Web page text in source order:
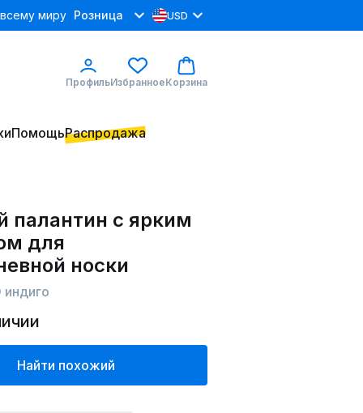
миру Розница USD
ПрофильИзбранноеКорзина
ПомощьРаспродажа
палантин с ярким
для
носки
индиго
Найти похожий